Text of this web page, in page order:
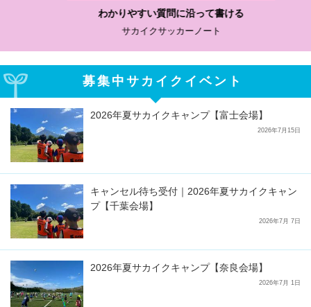
わかりやすい質問に沿って書ける
サカイクサッカーノート
募集中サカイクイベント
2026年夏サカイクキャンプ【富士会場】
2026年7月15日
キャンセル待ち受付｜2026年夏サカイクキャン
プ【千葉会場】
2026年7月 7日
2026年夏サカイクキャンプ【奈良会場】
2026年7月 1日